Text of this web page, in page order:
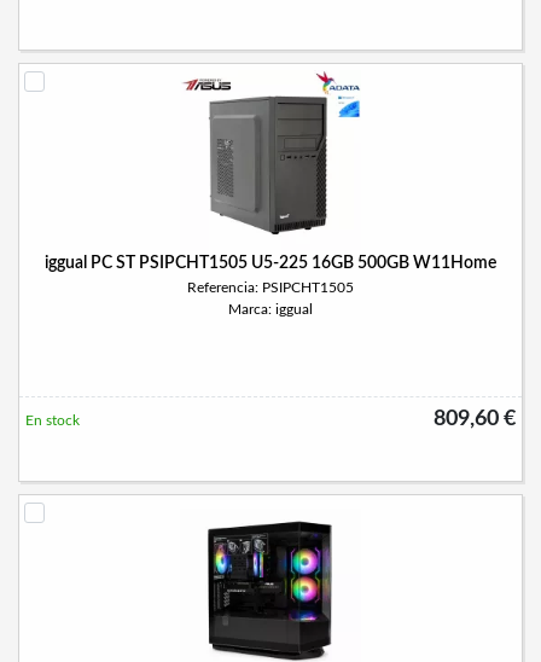
iggual PC ST PSIPCHT1505 U5-225 16GB 500GB W11Home
Referencia: PSIPCHT1505
Marca: iggual
809,60 €
En stock